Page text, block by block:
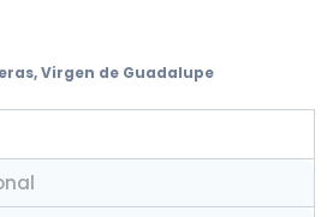
,Virgen de Guadalupe